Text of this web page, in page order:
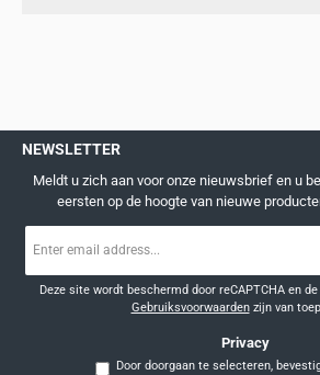
NEWSLETTER
Meldt u zich aan voor onze nieuwsbrief en u
eersten op de hoogte van nieuwe
mailadres
Deze site wordt beschermd door reCAPTCHA en
Gebruiksvoorwaardenzijn van
Privacy